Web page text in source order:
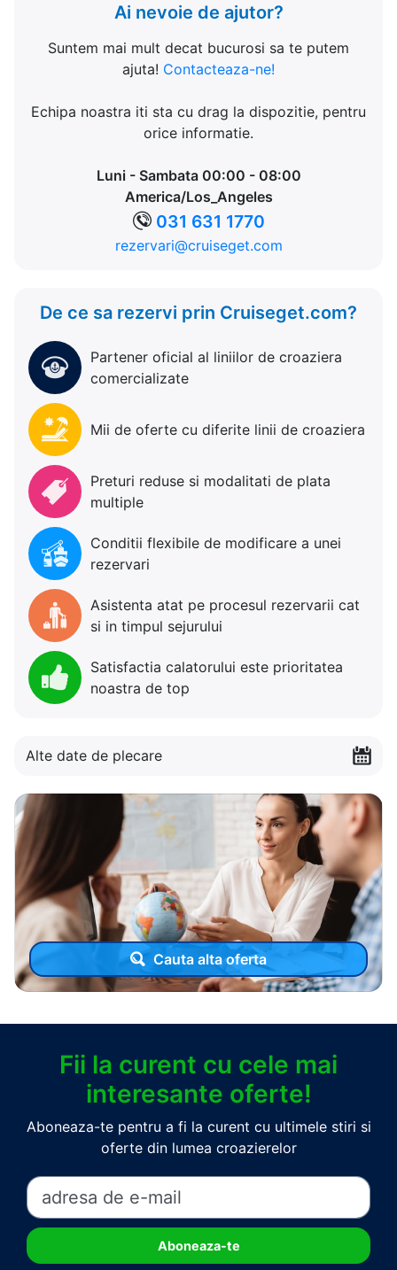
Ai nevoie de ajutor?
Suntem mai mult decat bucurosi sa te putem
ajuta! Contacteaza-ne!
Echipa noastra iti sta cu drag la dispozitie, pentru
orice informatie.
Luni - Sambata 00:00 - 08:00
America/Los_Angeles
031 631 1770
rezervari@cruiseget.com
De ce sa rezervi prin Cruiseget.com?
Partener oficial al liniilor de croaziera
comercializate
Mii de oferte cu diferite linii de croaziera
Preturi reduse si modalitati de plata
multiple
Conditii flexibile de modificare a unei
rezervari
Asistenta atat pe procesul rezervarii cat
si in timpul sejurului
Satisfactia calatorului este prioritatea
noastra de top
Alte date de plecare
Cauta alta oferta
Fii la curent cu cele mai
interesante oferte!
Aboneaza-te pentru a fi la curent cu ultimele stiri si
oferte din lumea croazierelor